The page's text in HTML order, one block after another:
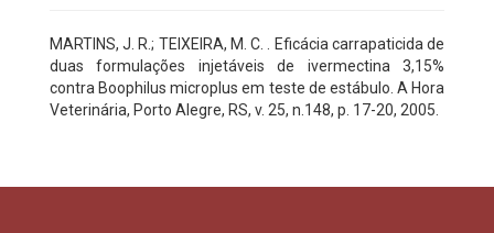
MARTINS, J. R.; TEIXEIRA, M. C. . Eficácia carrapaticida de
duas formulações injetáveis de ivermectina 3,15%
contra Boophilus microplus em teste de estábulo. A Hora
Veterinária, Porto Alegre, RS, v. 25, n.148, p. 17-20, 2005.